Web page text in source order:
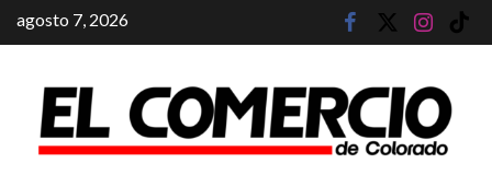
Saltar
al
agosto 7, 2026 facebook
twitterinstagram
tik